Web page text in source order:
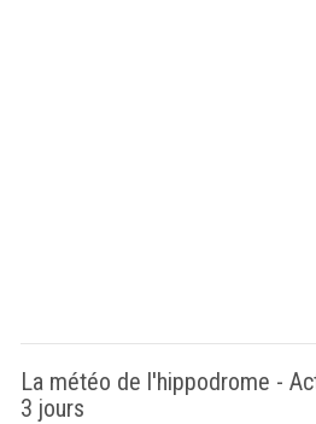
La météo de l'hippodrome -
3 jours